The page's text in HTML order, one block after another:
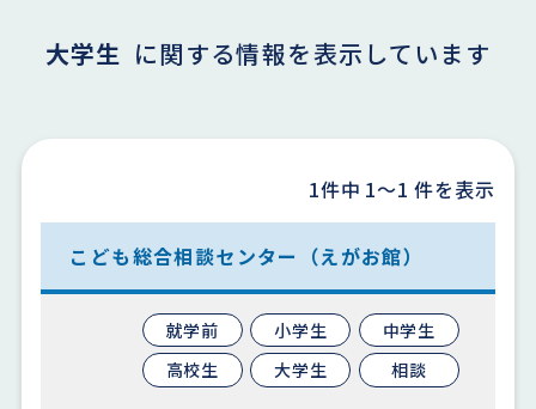
大学生 に関する情報を表示しています
1件中 1〜1 件を表示
こども総合相談センター（えがお館）
就学前 小学生
中学生
高校生
大学生 相談